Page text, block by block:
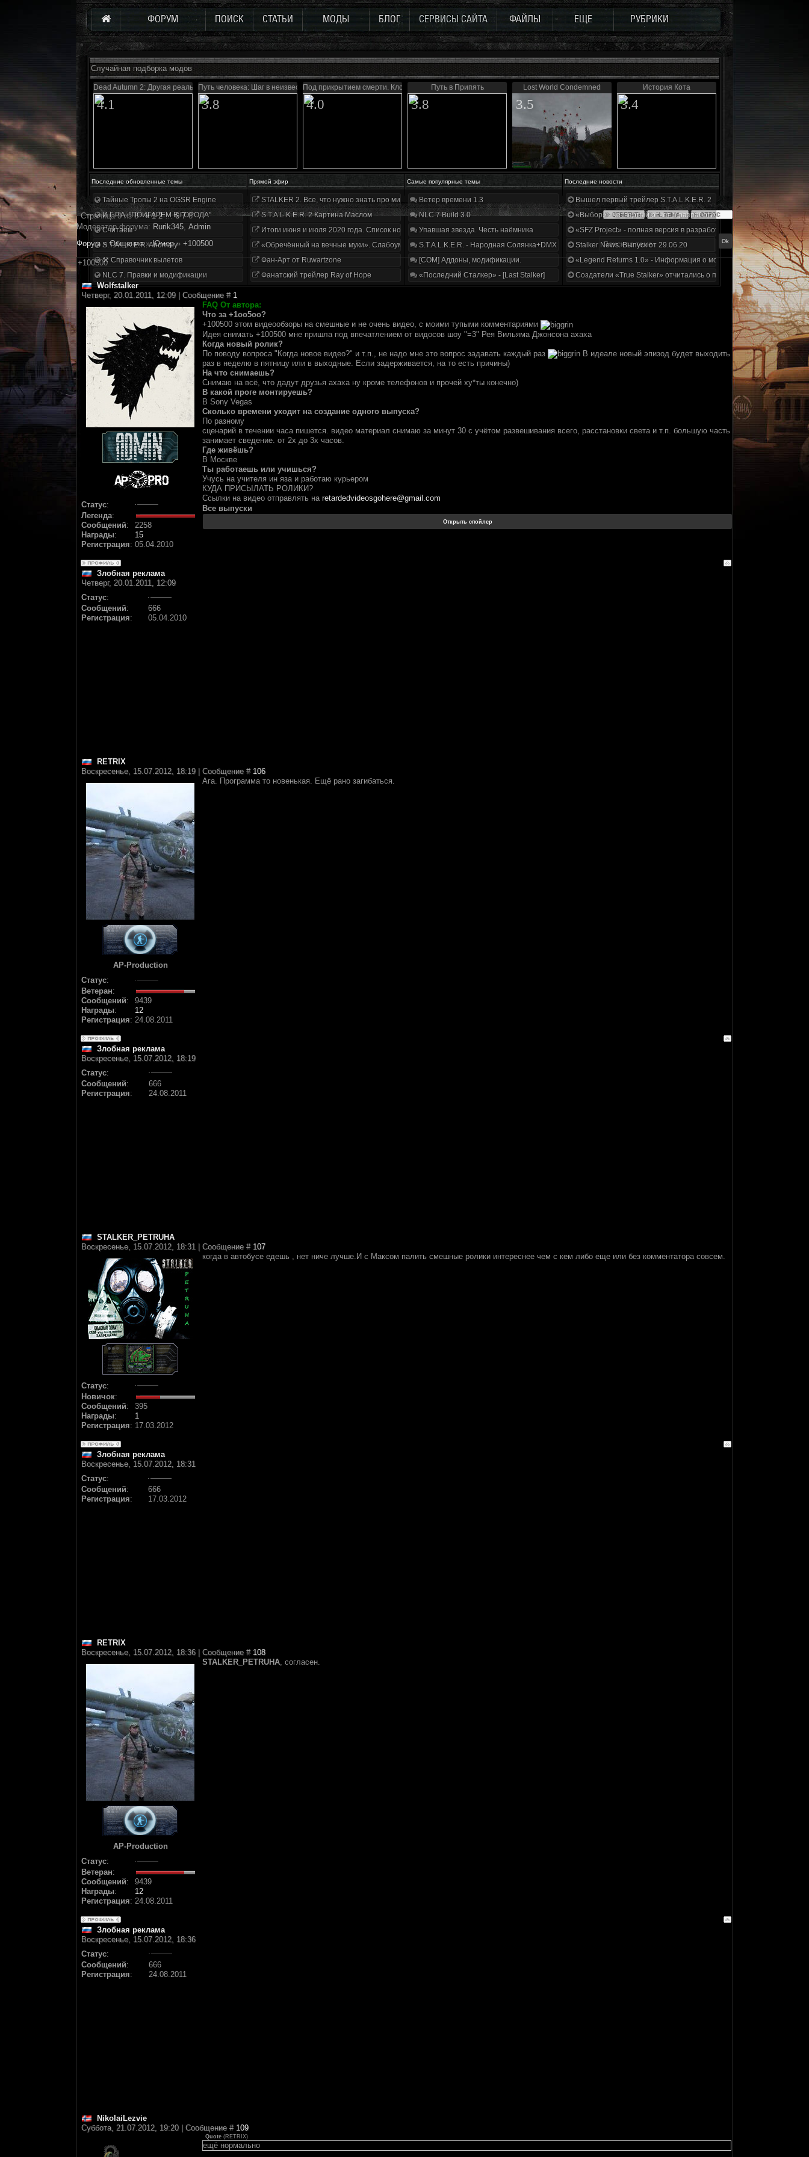
ФОРУМ ПОИСК СТАТЬИ МОДЫ БЛОГ СЕРВИСЫ САЙТА ФАЙЛЫ ЕЩЕ РУБРИКИ
Случайная подборка модов
Dead Autumn 2: Другая реальность
4.1
Путь человека: Шаг в неизвестность
3.8
Под прикрытием смерти. Клондайк 2.0
4.0
Путь в Припять
3.8
Lost World Condemned
3.5
История Кота
3.4
Последние обновленные темы Прямой эфир Самые популярные темы Последние новости
Тайные Тропы 2 на OGSR Engine
И.Г.Р.А. "ПОИГАРЕМ В ГОРОДА"
Считаем
S.T.A.L.K.E.R. Anomaly
⚒ Справочник вылетов
NLC 7. Правки и модификации
STALKER 2. Все, что нужно знать про мир, геймплей и сюжет | Разбор трейлера
S.T.A.L.K.E.R. 2 Картина Маслом
Итоги июня и июля 2020 года. Список нововведений
«Обречённый на вечные муки». Слабоумие и отвага
Фан-Арт от Ruwartzone
Фанатский трейлер Ray of Hope
Ветер времени 1.3
NLC 7 Build 3.0
Упавшая звезда. Честь наёмника
S.T.A.L.K.E.R. - Народная Солянка+DMX 1.3.5.ООП.МА.К.
[COM] Аддоны, модификации.
«Последний Сталкер» - [Last Stalker]
Вышел первый трейлер S.T.A.L.K.E.R. 2
«Выбор» - четвертый отчет о разработке!
«SFZ Project» - полная версия в разработке!
Stalker News. Выпуск от 29.06.20
«Legend Returns 1.0» - Информация о моде за июнь 2020
Создатели «True Stalker» отчитались о проделанной работе
Страница8из8 « 1 2 … 6 7 8
Модератор форума: Rurik345, Аdmin
Форум » Общение » Юмор » +100500
+100500
Wolfstalker
Четверг, 20.01.2011, 12:09 | Сообщение # 1
Статус:
Легенда:
Сообщений:
2258
Награды:
15
Регистрация: 05.04.2010
FAQ От автора:
Что за +1оо5оо?
+100500 этом видеообзоры на смешные и не очень видео, с моими тупыми комментариями
Идея снимать +100500 мне пришла под впечатлением от видосов шоу "=3" Рея Вильяма Джонсона ахаха
Когда новый ролик?
По поводу вопроса "Когда новое видео?" и т.п., не надо мне это вопрос задавать каждый раз
В идеале новый эпизод будет выходить
раз в неделю в пятницу или в выходные. Если задерживается, на то есть причины)
На что снимаешь?
Снимаю на всё, что дадут друзья ахаха ну кроме телефонов и прочей ху*ты конечно)
В какой проге монтируешь?
В Sony Vegas
Сколько времени уходит на создание одного выпуска?
По разному
сценарий в течении часа пишется. видео материал снимаю за минут 30 с учётом развешивания всего, расстановки света и т.п. большую часть
занимает сведение. от 2х до 3х часов.
Где живёшь?
В Москве
Ты работаешь или учишься?
Учусь на учителя ин яза и работаю курьером
КУДА ПРИСЫЛАТЬ РОЛИКИ?
Ссылки на видео отправлять на retardedvideosgohere@gmail.com
Все выпуски
Злобная реклама
Четверг, 20.01.2011, 12:09
Статус:
Сообщений:
666
Регистрация: 05.04.2010
RETRIX
Воскресенье, 15.07.2012, 18:19 | Сообщение # 106
AP-Production
Статус:
Ветеран:
Сообщений:
9439
Награды:
12
Регистрация: 24.08.2011
Ага. Программа то новенькая. Ещё рано загибаться.
Злобная реклама
Воскресенье, 15.07.2012, 18:19
Статус:
Сообщений:
666
Регистрация: 24.08.2011
STALKER_PETRUHA
Воскресенье, 15.07.2012, 18:31 | Сообщение # 107
Статус:
Новичок:
Сообщений:
395
Награды:
1
Регистрация: 17.03.2012
когда в автобусе едешь , нет ниче лучше.И с Максом палить смешные ролики интереснее чем с кем либо еще или без комментатора совсем.
Злобная реклама
Воскресенье, 15.07.2012, 18:31
Статус:
Сообщений:
666
Регистрация: 17.03.2012
RETRIX
Воскресенье, 15.07.2012, 18:36 | Сообщение # 108
AP-Production
Статус:
Ветеран:
Сообщений:
9439
Награды:
12
Регистрация: 24.08.2011
STALKER_PETRUHA, согласен.
Злобная реклама
Воскресенье, 15.07.2012, 18:36
Статус:
Сообщений:
666
Регистрация: 24.08.2011
NikolaiLezvie
Суббота, 21.07.2012, 19:20 | Сообщение # 109
Quote (RETRIX)
ещё нормально